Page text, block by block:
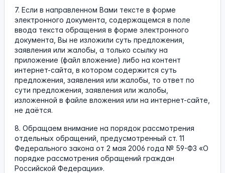
7. Если в направленном Вами тексте в форме
электронного документа, содержащемся в поле
ввода текста обращения в форме электронного
документа, Вы не изложили суть предложения,
заявления или жалобы, а только ссылку на
приложение (файл вложение) либо на контент
интернет-сайта, в котором содержится суть
предложения, заявления или жалобы, то ответ по
сути предложения, заявления или жалобы,
изложенной в файле вложения или на интернет-сайте,
не даётся.
8. Обращаем внимание на порядок рассмотрения
отдельных обращений, предусмотренный ст. 11
Федерального закона от 2 мая 2006 года № 59-ФЗ «О
порядке рассмотрения обращений граждан
Российской Федерации».